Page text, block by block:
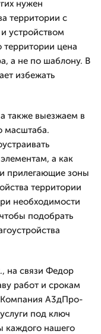
нужен
территории с
устройством
территории цена
а не по шаблону. В
избежать
также выезжаем в
масштаба.
а как
прилегающие зоны
территории
необходимости
подобрать
на связи Федор
работ и срокам
А3дПро-
под ключ
каждого нашего